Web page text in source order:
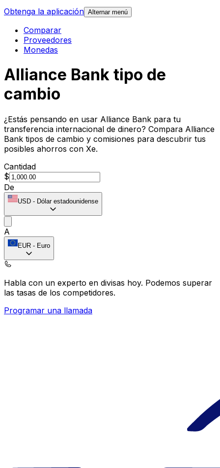
Obtenga la aplicación Alternar menú
Comparar
Proveedores
Monedas
Alliance Bank tipo de
cambio
¿Estás pensando en usar Alliance Bank para tu
transferencia internacional de dinero? Compara Alliance
Bank tipos de cambio y comisiones para descubrir tus
posibles ahorros con Xe.
Cantidad
$
De
USD - Dólar estadounidense
A
EUR - Euro
Habla con un experto en divisas hoy. Podemos superar
las tasas de los competidores.
Programar una llamada